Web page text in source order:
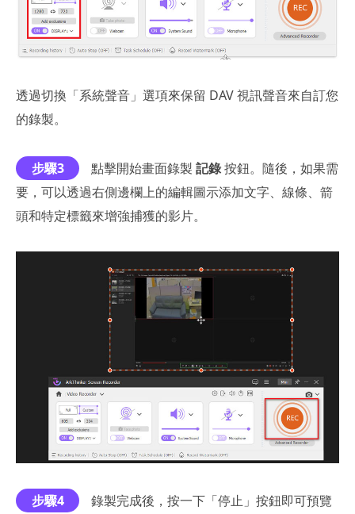
透過切換「系統聲音」選項來保留 DAV 視訊聲音來自訂您
的錄製。
步驟3 點擊開始畫面錄製 記錄按鈕。隨後，如果需
要，可以透過右側邊欄上的編輯圖示添加文字、線條、箭
頭和特定標籤來增強捕獲的影片。
步驟4
錄製完成後，按一下「停止」按鈕即可預覽